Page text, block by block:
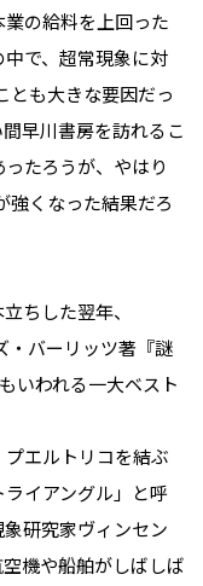
の給料を上回った
で、超常現象に対
とも大きな要因だっ
早川書房を訪れるこ
たろうが、やはり
強くなった結果だろ
ちした翌年、
・バーリッツ著『謎
いわれる一大ベスト
エルトリコを結ぶ
イアングル」と呼
研究家ヴィンセン
機や船舶がしばしば